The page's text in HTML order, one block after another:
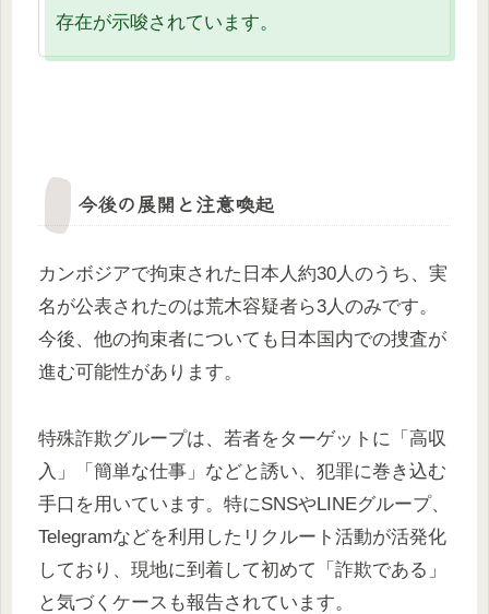
存在が示唆されています。
今後の展開と注意喚起
カンボジアで拘束された日本人約30人のうち、実
名が公表されたのは荒木容疑者ら3人のみです。
今後、他の拘束者についても日本国内での捜査が
進む可能性があります。
特殊詐欺グループは、若者をターゲットに「高収
入」「簡単な仕事」などと誘い、犯罪に巻き込む
手口を用いています。特にSNSやLINEグループ、
Telegramなどを利用したリクルート活動が活発化
しており、現地に到着して初めて「詐欺である」
と気づくケースも報告されています。